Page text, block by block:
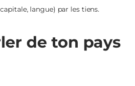
langue) par les tiens.
de ton pays